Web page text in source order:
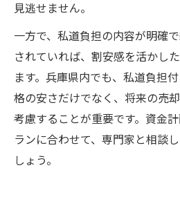
見逃せません。
一方で、私道負担の内容が明確
されていれば、割安感を活かし
ます。兵庫県内でも、私道負担
格の安さだけでなく、将来の売
考慮することが重要です。資金
ランに合わせて、専門家と相談
しょう。